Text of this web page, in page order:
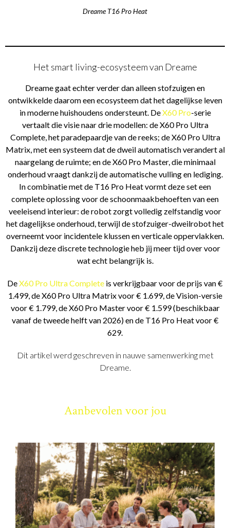
Dreame T16 Pro Heat
Het smart living-ecosysteem van Dreame
Dreame gaat echter verder dan alleen stofzuigen en
ontwikkelde daarom een ecosysteem dat het dagelijkse leven
in moderne huishoudens ondersteunt. DeX60 Pro-serie
vertaalt die visie naar drie modellen: de X60 Pro Ultra
Complete, het paradepaardje van de reeks; de X60 Pro Ultra
Matrix, met een systeem dat de dweil automatisch verandert al
naargelang de ruimte; en de X60 Pro Master, die minimaal
onderhoud vraagt dankzij de automatische vulling en lediging.
In combinatie met de T16 Pro Heat vormt deze set een
complete oplossing voor de schoonmaakbehoeften van een
veeleisend interieur: de robot zorgt volledig zelfstandig voor
het dagelijkse onderhoud, terwijl de stofzuiger-dweilrobot het
overneemt voor incidentele klussen en verticale oppervlakken.
Dankzij deze discrete technologie heb jij meer tijd over voor
wat echt belangrijk is.
DeX60 Pro Ultra Complete is verkrijgbaar voor de prijs van €
1.499, de X60 Pro Ultra Matrix voor € 1.699, de Vision-versie
voor € 1.799, de X60 Pro Master voor € 1.599 (beschikbaar
vanaf de tweede helft van 2026) en de T16 Pro Heat voor €
629.
Dit artikel werd geschreven in nauwe samenwerking met
Dreame.
Aanbevolen voor jou